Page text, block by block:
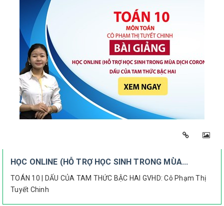
HỌC ONLINE (HỖ TRỢ HỌC SINH TRONG MÙA...
TOÁN 10 | DẤU CỦA TAM THỨC BẬC HAI GVHD: Cô Phạm Thị
Tuyết Chinh